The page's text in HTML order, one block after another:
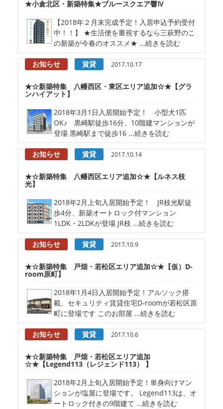
★小倉北区・新築特集★ブルースクエア響Ⅳ
【2018年２月末完成予定！入居申込予約受付
中！！】 ★生活便を重視するなら三萩野のこ
の新築が今春のオススメ★ ...続きを読む
お知らせ 賃貸 2017.10.17
★☆新築特集 八幡西区・東区エリア追加☆★【グラ
ンハイアット】
2018年3月1日入居開始予定！ 小型犬1匹
OK♪ 黒崎駅徒歩16分、10階建マンションが
登場 黒崎駅まで徒歩16 ...続きを読む
お知らせ 賃貸 2017.10.14
★☆新築特集 八幡西区エリア追加☆★【ルネス枝
光】
2018年2月上旬入居開始予定！ JR枝光駅徒
歩4分、新築オートロック付マンション
1LDK・2LDKが登場 JR枝 ...続きを読む
お知らせ 賃貸 2017.10.9
★☆新築特集 戸畑・若松区エリア追加☆★【仮）D-
room原町】
2018年1月4日入居開始予定！アルソック搭
載、セキュリティ賃貸住宅D-roomが若松区原
町に登場です このお部屋 ...続きを読む
お知らせ 賃貸 2017.10.6
★☆新築特集 戸畑・若松区エリア追加
☆★【Legend113（レジェンド113） 】
2018年2月上旬入居開始予定！単身向けマン
ションが塩屋に登場です。 Legend113は、オ
ートロック付きの9階建て ...続きを読む